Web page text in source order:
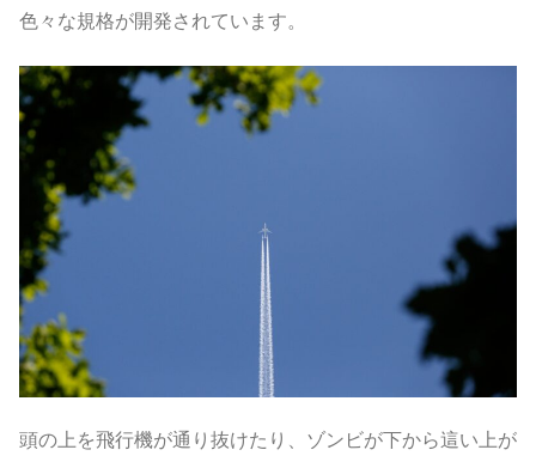
色々な規格が開発されています。
頭の上を飛行機が通り抜けたり、ゾンビが下から這い上が